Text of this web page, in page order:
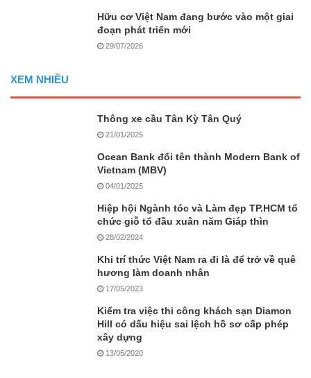
Hữu cơ Việt Nam đang bước vào một giai
đoạn phát triển mới
29/07/2026
XEM NHIỀU
Thông xe cầu Tân Kỳ Tân Quý
21/01/2025
Ocean Bank đổi tên thành Modern Bank of
Vietnam (MBV)
04/01/2025
Hiệp hội Ngành tóc và Làm đẹp TP.HCM tổ
chức giỗ tổ đầu xuân năm Giáp thìn
28/02/2024
Khi trí thức Việt Nam ra đi là để trở về quê
hương làm doanh nhân
17/05/2023
Kiểm tra việc thi công khách sạn Diamon
Hill có dấu hiệu sai lệch hồ sơ cấp phép
xây dựng
13/05/2020